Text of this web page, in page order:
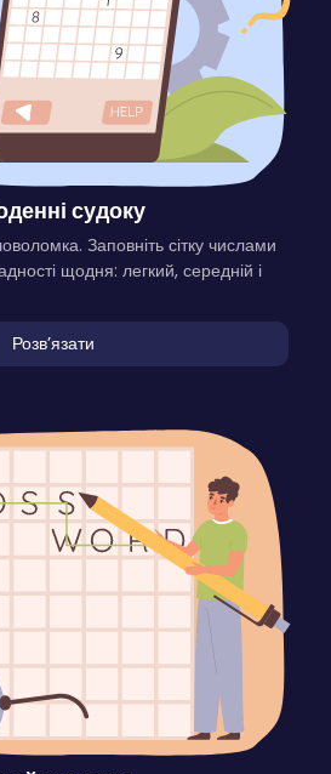
судоку
Заповніть сітку числами
щодня: легкий, середній і
Розвʼязати